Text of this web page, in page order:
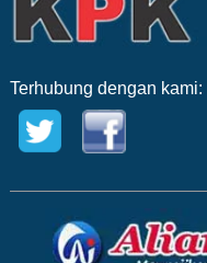
Terhubung dengan kami: